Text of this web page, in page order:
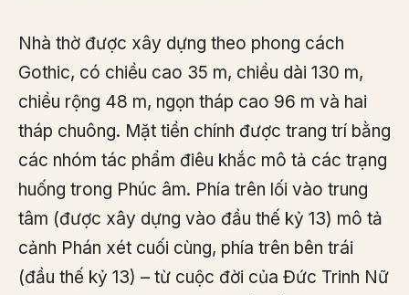
Nhà thờ được xây dựng theo phong cách
Gothic, có chiều cao 35 m, chiều dài 130 m,
chiều rộng 48 m, ngọn tháp cao 96 m và hai
tháp chuông. Mặt tiền chính được trang trí bằng
các nhóm tác phẩm điêu khắc mô tả các trạng
huống trong Phúc âm. Phía trên lối vào trung
tâm (được xây dựng vào đầu thế kỷ 13) mô tả
cảnh Phán xét cuối cùng, phía trên bên trái
(đầu thế kỷ 13) – từ cuộc đời của Đức Trinh Nữ